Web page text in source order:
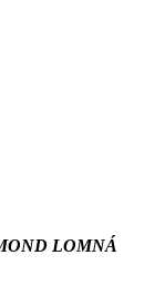
LOMNÁ